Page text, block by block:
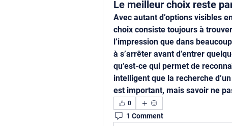
Le meilleur choix reste
Avec autant d’options visibles
choix consiste toujours à
l’impression que dans
à s’arrêter avant d’entrer
qu’est-ce qui permet de
intelligent que la recherche
est important, mais savoir ne
0
1 Comment